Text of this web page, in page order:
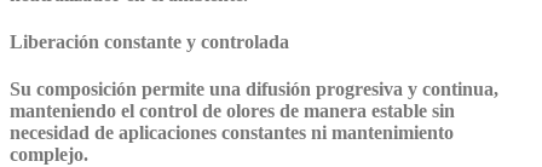
Liberación constante y controlada
Su composición permite una difusión progresiva y continua,
manteniendo el control de olores de manera estable sin
necesidad de aplicaciones constantes ni mantenimiento
complejo.